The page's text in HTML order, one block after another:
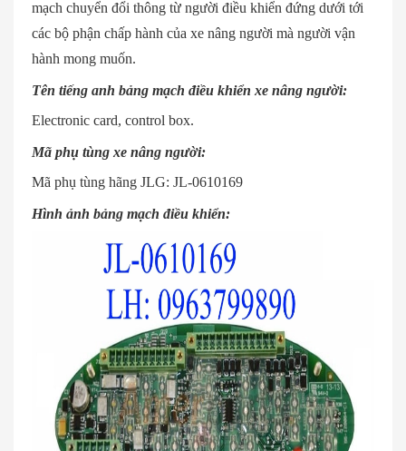
mạch chuyển đổi thông từ người điều khiển đứng dưới tới
các bộ phận chấp hành của xe nâng người mà người vận
hành mong muốn.
Tên tiếng anh bảng mạch điều khiển xe nâng người:
Electronic card, control box.
Mã phụ tùng xe nâng người:
Mã phụ tùng hãng JLG: JL-0610169
Hình ảnh bảng mạch điều khiển: